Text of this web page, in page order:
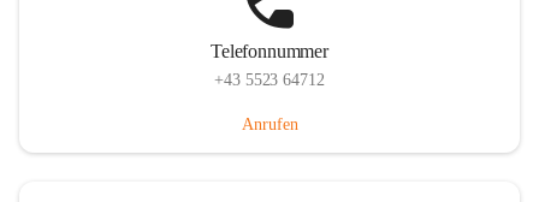
Telefonnummer
+43 5523 64712
Anrufen